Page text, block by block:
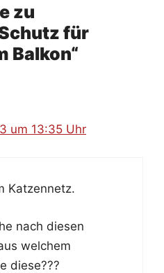
zu
für
Balkon“
um 13:35 Uhr
Katzennetz.
nach diesen
welchem
diese???